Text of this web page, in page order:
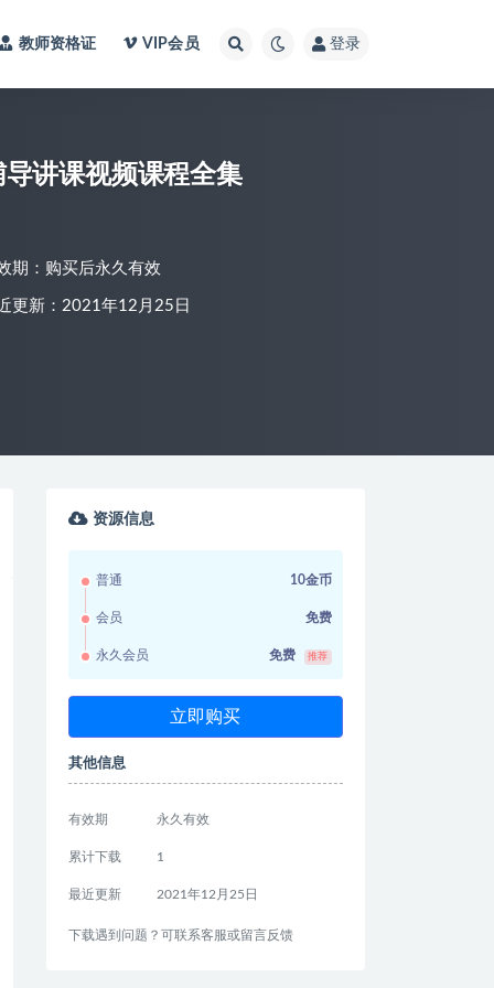
教师资格证 VIP会员 登录
讲课视频课程全集
期：购买后永久有效
更新：2021年12月25日
资源信息
普通 10金币
会员 免费
永久会员 免费 推荐
立即购买
其他信息
有效期 永久有效
累计下载 1
最近更新 2021年12月25日
下载遇到问题？可联系客服或留言反馈